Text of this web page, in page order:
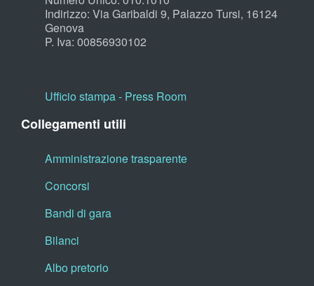
Indirizzo: Via Garibaldi 9, Palazzo Tursi, 16124
Genova
P. Iva: 00856930102
Ufficio stampa - Press Room
Collegamenti utili
Amministrazione trasparente
Concorsi
Bandi di gara
Bilanci
Albo pretorio